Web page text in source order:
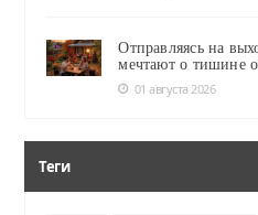
Отправляясь на
мечтают о тишине
01 августа 2026
Теги